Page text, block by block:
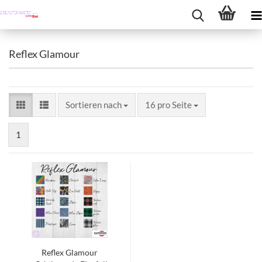
Reflex Glamour
Sortieren nach
Sortieren nach 16 pro Seite
pro Seite
1
Reflex Glamour